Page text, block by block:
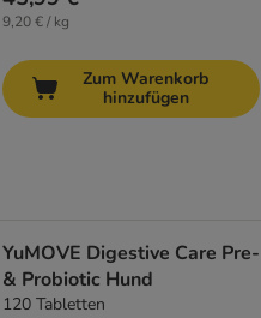
9,20 € / kg
Zum Warenkorb
hinzufügen
YuMOVE Digestive Care Pre-
& Probiotic Hund
120 Tabletten